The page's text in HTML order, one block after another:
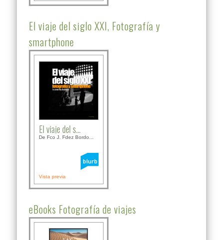
El viaje del siglo XXI, Fotografía y
smartphone
El viaje del s...
De Fco J. Fdez Bordo...
Vista previa
eBooks Fotografía de viajes